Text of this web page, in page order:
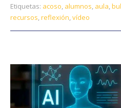
Etiquetas: acoso, alumnos, aula,
recursos,reflexión,vídeo